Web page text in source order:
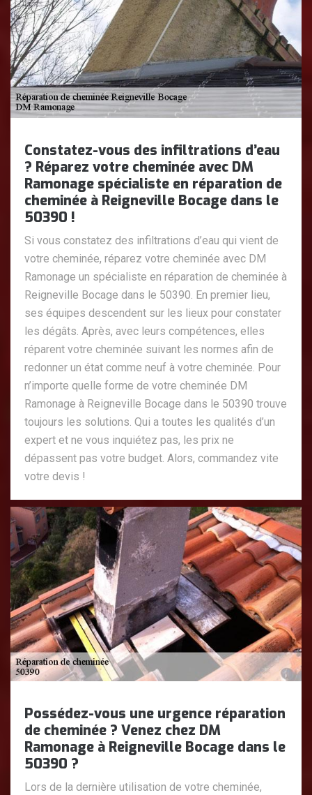
Constatez-vous des infiltrations d’eau
? Réparez votre cheminée avec DM
Ramonage spécialiste en réparation de
cheminée à Reigneville Bocage dans le
50390 !
Si vous constatez des infiltrations d’eau qui vient de
votre cheminée, réparez votre cheminée avec DM
Ramonage un spécialiste en réparation de cheminée à
Reigneville Bocage dans le 50390. En premier lieu,
ses équipes descendent sur les lieux pour constater
les dégâts. Après, avec leurs compétences, elles
réparent votre cheminée suivant les normes afin de
redonner un état comme neuf à votre cheminée. Pour
n’importe quelle forme de votre cheminée DM
Ramonage à Reigneville Bocage dans le 50390 trouve
toujours les solutions. Qui a toutes les qualités d’un
expert et ne vous inquiétez pas, les prix ne
dépassent pas votre budget. Alors, commandez vite
votre devis !
Possédez-vous une urgence réparation
de cheminée ? Venez chez DM
Ramonage à Reigneville Bocage dans le
50390 ?
Lors de la dernière utilisation de votre cheminée,